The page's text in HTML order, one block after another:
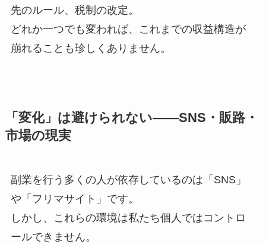
先のルール、税制の改定。
どれか一つでも変われば、これまでの収益構造が
崩れることも珍しくありません。
「変化」は避けられない——SNS・販路・
市場の現実
副業を行う多くの人が依存しているのは「SNS」
や「フリマサイト」です。
しかし、これらの環境は私たち個人ではコントロ
ールできません。